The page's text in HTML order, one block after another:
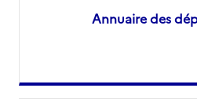
Annuaire des